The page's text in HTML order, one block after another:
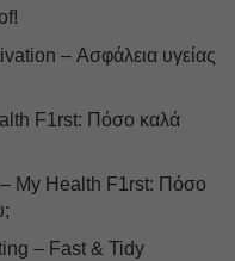
– Ασφάλεια υγείας
F1rst: Πόσο καλά
My Health F1rst: Πόσο
– Fast & Tidy